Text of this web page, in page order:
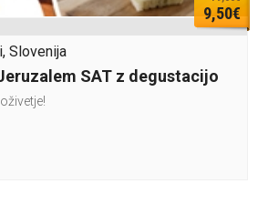
9,50€
Slovenija
SAT z degustacijo